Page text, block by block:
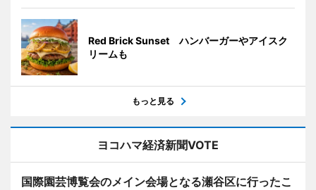
Red Brick Sunset ハンバーガーやアイスク
リームも
もっと見る
ヨコハマ経済新聞VOTE
国際園芸博覧会のメイン会場となる瀬谷区に行ったこ